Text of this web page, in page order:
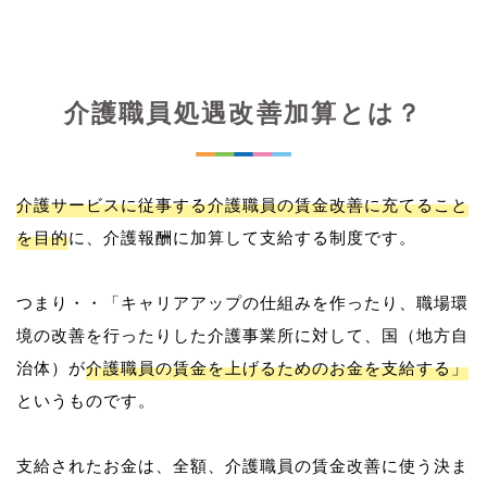
介護職員処遇改善加算とは？
介護サービスに従事する介護職員の賃金改善に充てること
を目的に、介護報酬に加算して支給する制度です。
つまり・・「キャリアアップの仕組みを作ったり、職場環
境の改善を行ったりした介護事業所に対して、国（地方自
治体）が介護職員の賃金を上げるためのお金を支給する」
というものです。
支給されたお金は、全額、介護職員の賃金改善に使う決ま